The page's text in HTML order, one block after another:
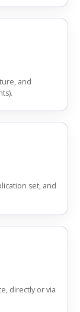
and
set, and
directly or via